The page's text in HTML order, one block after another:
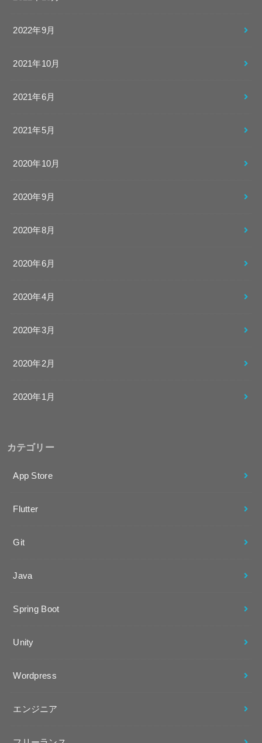
2022年9月
2021年10月
2021年6月
2021年5月
2020年10月
2020年9月
2020年8月
2020年6月
2020年4月
2020年3月
2020年2月
2020年1月
カテゴリー
App Store
Flutter
Git
Java
Spring Boot
Unity
Wordpress
エンジニア